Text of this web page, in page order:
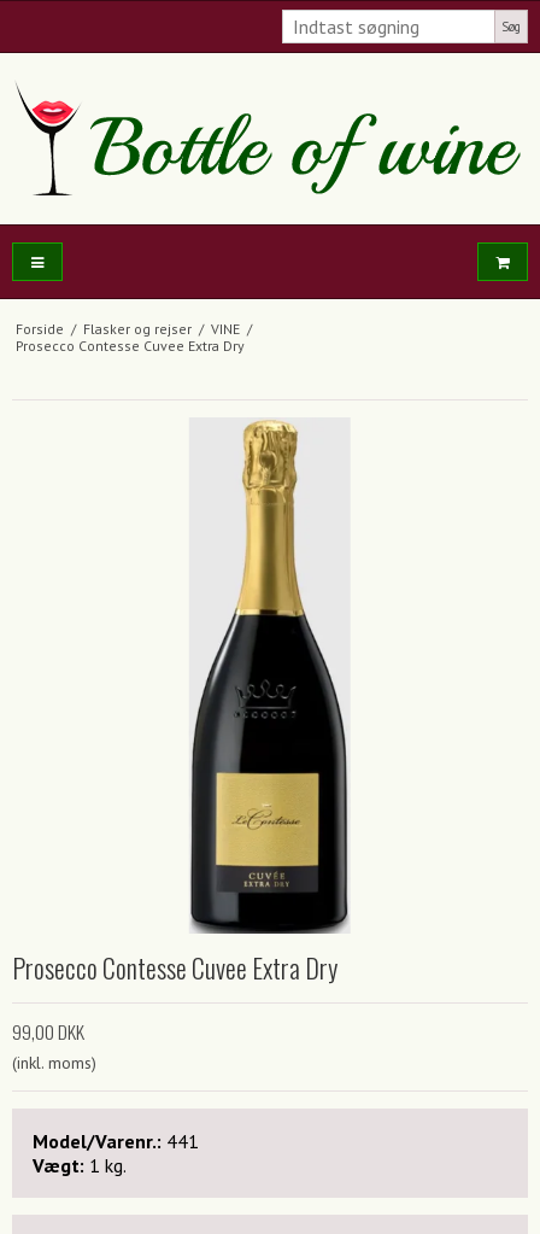
Søg
Forside / Flasker og rejser / VINE /
Prosecco Contesse Cuvee Extra Dry
Prosecco Contesse Cuvee Extra Dry
99,00 DKK
(inkl. moms)
Model/Varenr.: 441
Vægt: 1 kg.